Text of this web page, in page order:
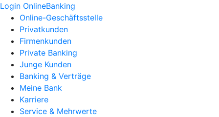
Login OnlineBanking
Online-Geschäftsstelle
Privatkunden
Firmenkunden
Private Banking
Junge Kunden
Banking & Verträge
Meine Bank
Karriere
Service & Mehrwerte